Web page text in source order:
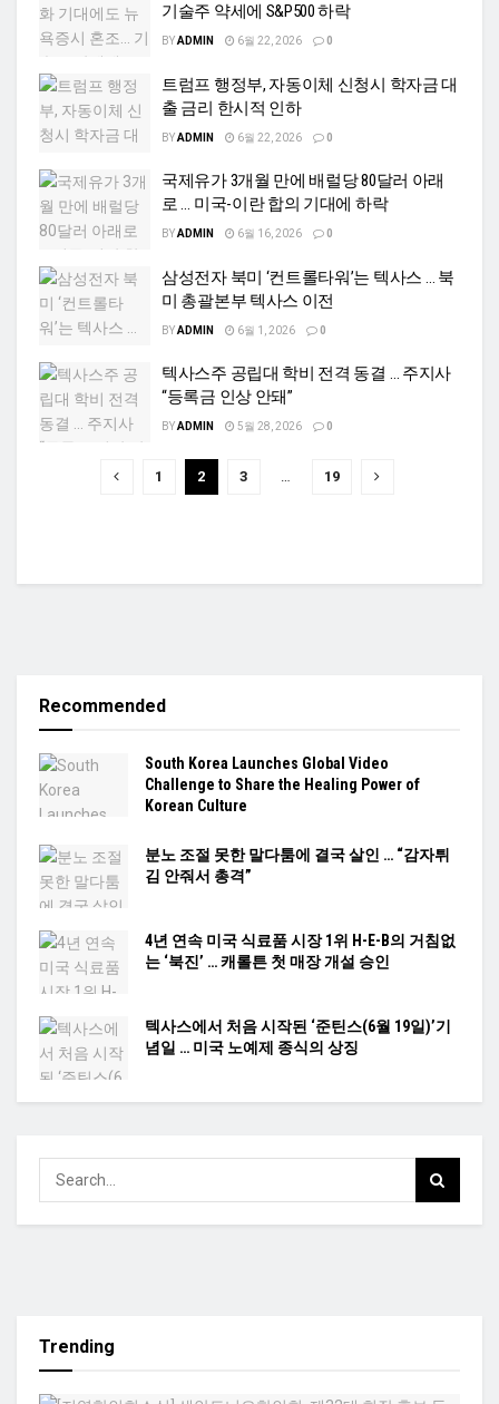
기술주 약세에 S&P500 하락
BYADMIN 6월 22, 2026 0
트럼프 행정부, 자동이체 신청시 학자금 대
출 금리 한시적 인하
BYADMIN 6월 22, 2026 0
국제유가 3개월 만에 배럴당 80달러 아래
로 … 미국-이란 합의 기대에 하락
BYADMIN 6월 16, 2026 0
삼성전자 북미 ‘컨트롤타워’는 텍사스 … 북
미 총괄본부 텍사스 이전
BYADMIN 6월 1, 2026 0
텍사스주 공립대 학비 전격 동결 … 주지사
“등록금 인상 안돼”
BYADMIN 5월 28, 2026 0
1 2 3 19
Recommended
South Korea Launches Global Video
Challenge to Share the Healing Power of
Korean Culture
분노 조절 못한 말다툼에 결국 살인 … “감자튀
김 안줘서 총격”
4년 연속 미국 식료품 시장 1위 H-E-B의 거침없
는 ‘북진’ … 캐롤튼 첫 매장 개설 승인
텍사스에서 처음 시작된 ‘준틴스(6월 19일)’기
념일 … 미국 노예제 종식의 상징
Trending